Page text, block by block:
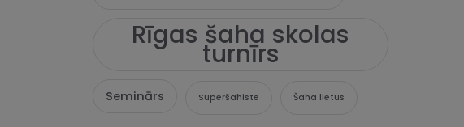
Rīgas šaha skolas
turnīrs
Seminārs Superšahiste Šaha lietus